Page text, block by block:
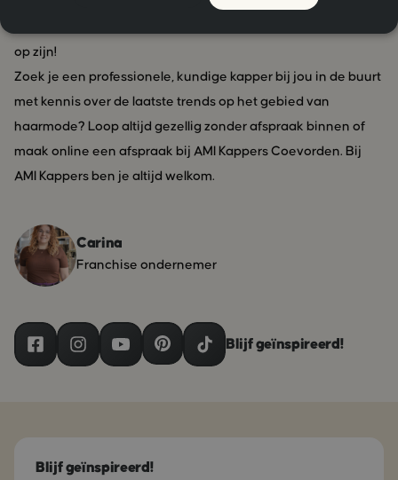
op zijn!
Zoek je een professionele, kundige kapper bij jou in de buurt
met kennis over de laatste trends op het gebied van
haarmode? Loop altijd gezellig zonder afspraak binnen of
maak online een afspraak bij AMI Kappers Coevorden. Bij
AMI Kappers ben je altijd welkom.
Carina
Franchise ondernemer
Blijf geïnspireerd!
Blijf geïnspireerd!